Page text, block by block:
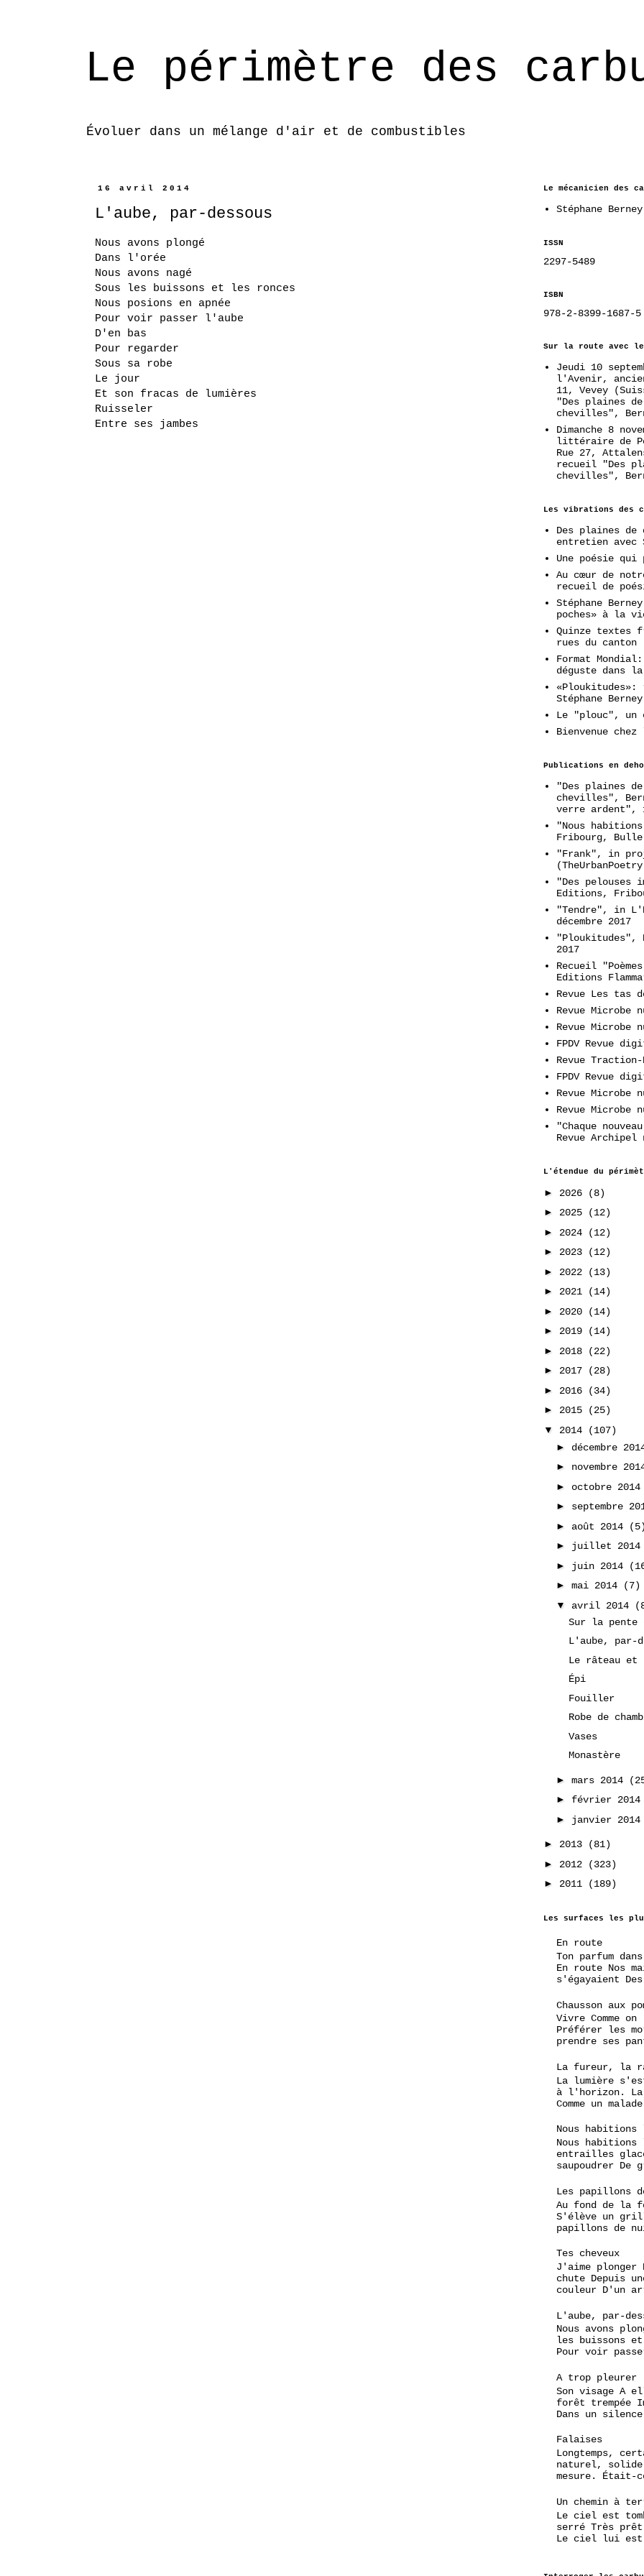
Le périmètre des
Évoluer dans un mélange d'air et de combustibles
16 avril 2014
L'aube, par-dessous
Nous avons plongé
Dans l'orée
Nous avons nagé
Sous les buissons et les ronces
Nous posions en apnée
Pour voir passer l'aube
D'en bas
Pour regarder
Sous sa robe
Le jour
Et son fracas de lumières
Ruisseler
Entre ses jambes
Le mécanicien des
Stéphane Berney
ISSN
2297-5489
ISBN
978-2-8399-1687-5
Sur la route avec
Jeudi 10
l'Avenir,
11, Vevey
"Des plaines
chevilles",
Dimanche 8
littéraire de
Rue 27,
recueil "Des
chevilles",
Les vibrations des
Des plaines de
entretien avec
Une poésie
Au cœur de
recueil de
Stéphane
poches» à la
Quinze textes
rues du canton
Format
déguste dans
«Ploukitudes»:
Stéphane Berney
Le "plouc", un
Bienvenue
Publications en
"Des plaines
chevilles",
verre ardent",
"Nous
Fribourg, Bulle
"Frank", in
"Des pelouses
Editions,
"Tendre", in
décembre 2017
"Ploukitudes",
2017
Recueil
Editions
Revue Les tas
Revue Microbe
Revue Microbe
FPDV Revue
Revue
FPDV Revue
Revue Microbe
Revue Microbe
"Chaque
Revue Archipel
L'étendue du
► 2026
(8)
► 2025
(12)
► 2024
(12)
► 2023
(12)
► 2022
(13)
► 2021
(14)
► 2020
(14)
► 2019
(14)
► 2018
(22)
► 2017
(28)
► 2016
(34)
► 2015
(25)
▼ 2014
(107)
► décembre
► novembre
► octobre 2014
► septembre
► août 2014
(5)
► juillet 2014
► juin 2014
► mai 2014
(7)
▼ avril 2014
Sur la pente
L'aube, par-
Le râteau et
Épi
Fouiller
Robe de
Vases
Monastère
► mars 2014
► février 2014
► janvier 2014
► 2013
(81)
► 2012
(323)
► 2011 (189)
Les surfaces les
En route
Ton parfum
En route Nos
s'égayaient
Chausson aux
Vivre Comme on
Préférer les
prendre ses
La fureur, la
La lumière
à l'horizon. La
Comme un
Nous
Nous habitions
entrailles
saupoudrer
Les papillons
Au fond de la
S'élève un
papillons de
Tes cheveux
J'aime plonger
chute Depuis
couleur D'un
L'aube, par-
Nous avons
les buissons et
Pour voir
A trop pleurer
Son visage A
forêt trempée
Dans un
Falaises
Longtemps,
naturel, solide
mesure. Était-
Un chemin à
Le ciel est
serré Très
Le ciel lui